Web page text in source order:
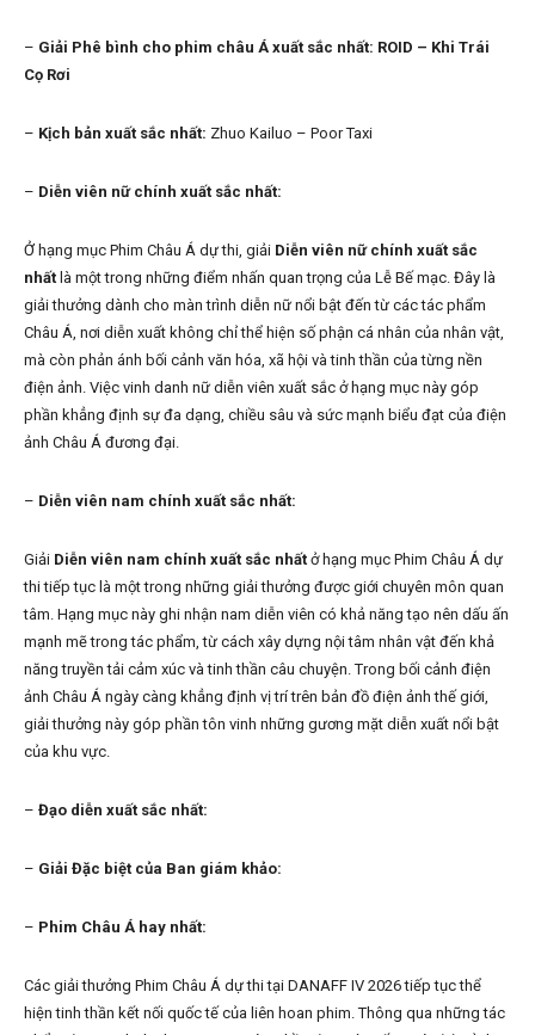
– Giải Phê bình cho phim châu Á xuất sắc nhất: ROID – Khi Trái
Cọ Rơi
– Kịch bản xuất sắc nhất: Zhuo Kailuo – Poor Taxi
– Diễn viên nữ chính xuất sắc nhất:
Ở hạng mục Phim Châu Á dự thi, giải Diễn viên nữ chính xuất sắc
nhất là một trong những điểm nhấn quan trọng của Lễ Bế mạc. Đây là
giải thưởng dành cho màn trình diễn nữ nổi bật đến từ các tác phẩm
Châu Á, nơi diễn xuất không chỉ thể hiện số phận cá nhân của nhân vật,
mà còn phản ánh bối cảnh văn hóa, xã hội và tinh thần của từng nền
điện ảnh. Việc vinh danh nữ diễn viên xuất sắc ở hạng mục này góp
phần khẳng định sự đa dạng, chiều sâu và sức mạnh biểu đạt của điện
ảnh Châu Á đương đại.
– Diễn viên nam chính xuất sắc nhất:
Giải Diễn viên nam chính xuất sắc nhất ở hạng mục Phim Châu Á dự
thi tiếp tục là một trong những giải thưởng được giới chuyên môn quan
tâm. Hạng mục này ghi nhận nam diễn viên có khả năng tạo nên dấu ấn
mạnh mẽ trong tác phẩm, từ cách xây dựng nội tâm nhân vật đến khả
năng truyền tải cảm xúc và tinh thần câu chuyện. Trong bối cảnh điện
ảnh Châu Á ngày càng khẳng định vị trí trên bản đồ điện ảnh thế giới,
giải thưởng này góp phần tôn vinh những gương mặt diễn xuất nổi bật
của khu vực.
– Đạo diễn xuất sắc nhất:
– Giải Đặc biệt của Ban giám khảo:
– Phim Châu Á hay nhất:
Các giải thưởng Phim Châu Á dự thi tại DANAFF IV 2026 tiếp tục thể
hiện tinh thần kết nối quốc tế của liên hoan phim. Thông qua những tác